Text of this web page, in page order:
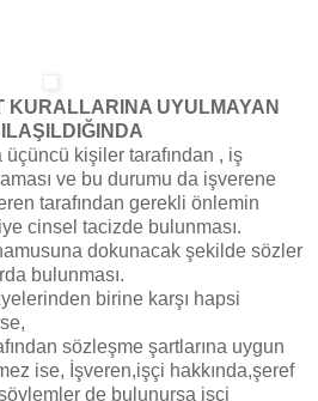
KURALLARINA UYULMAYAN
kişiler tarafından , iş
ve bu durumu da işverene
tarafından gerekli önlemin
cinsel tacizde bulunması.
dokunacak şekilde sözler
bulunması.
birine karşı hapsi
sözleşme şartlarına uygun
ise, İşveren,işçi hakkında,şeref
söylemler de bulunursa işçi